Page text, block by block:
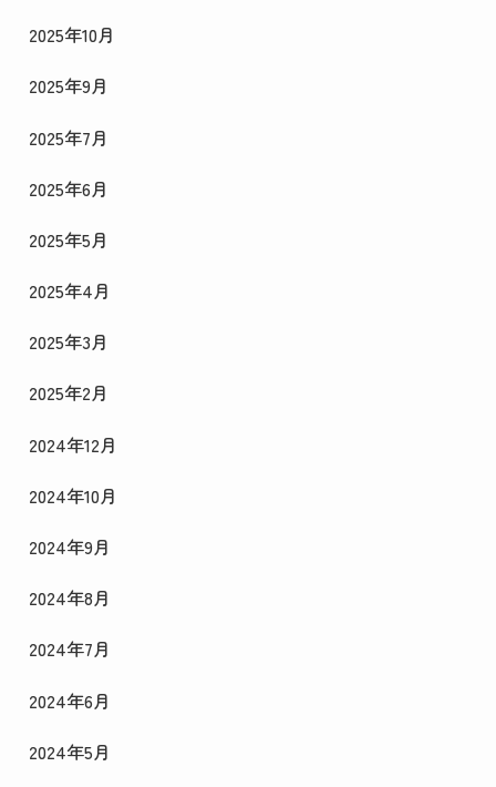
2025年10月
2025年9月
2025年7月
2025年6月
2025年5月
2025年4月
2025年3月
2025年2月
2024年12月
2024年10月
2024年9月
2024年8月
2024年7月
2024年6月
2024年5月